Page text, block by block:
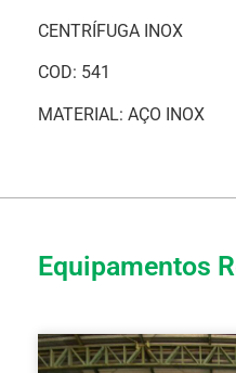
CENTRÍFUGA INOX
COD: 541
MATERIAL: AÇO INOX
Equipamentos